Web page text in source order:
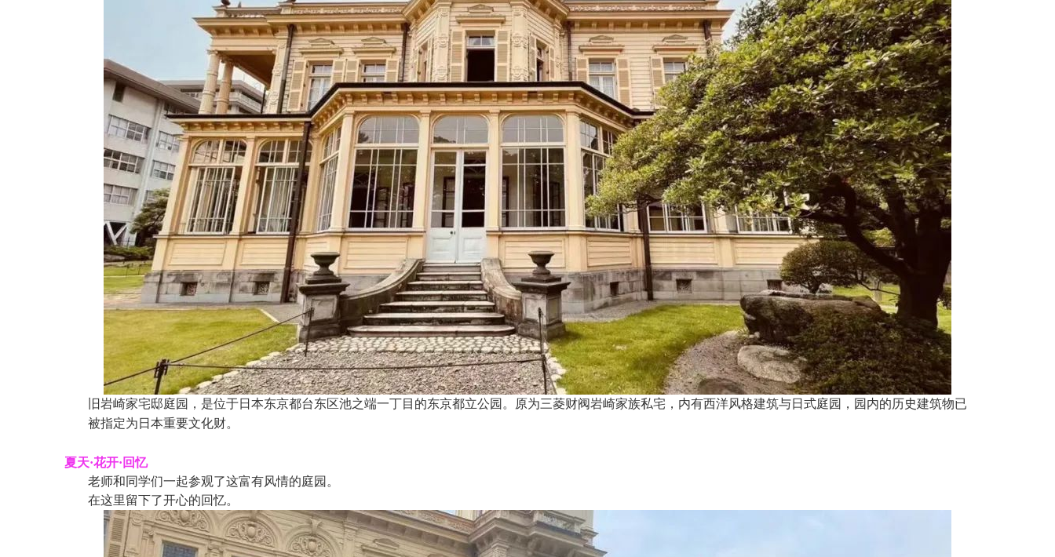
旧岩崎家宅邸庭园，是位于日本东京都台东区池之端一丁目的东京都立公园。
原为三菱财阀岩崎家族私宅，内有西洋风格建筑与日式庭园，园内的历史建筑物已
被指定为日本重要文化财。
夏天·花开· 回忆
老师和同学们一起参观了这富有风情的庭园。
在这里留下了开心的回忆。